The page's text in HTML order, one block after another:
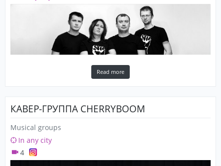
Read more
КАВЕР-ГРУППА CHERRYBOOM
Musical groups
In any city
4